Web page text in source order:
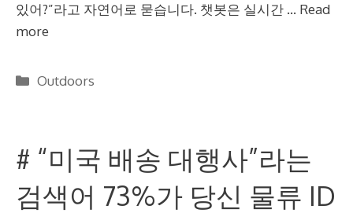
있어?”라고 자연어로 묻습니다. 챗봇은 실시간 … Read
more
Categories
Outdoors
# “미국 배송 대행사”라는
검색어 73%가 당신 물류 ID